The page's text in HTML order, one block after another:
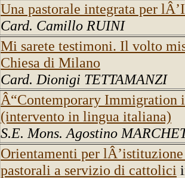
Una pastorale integrata per
Card. Camillo RUINI
Mi sarete testimoni. Il volto
Chiesa di Milano
Card. Dionigi TETTAMANZI
Â“Contemporary Immigration
(intervento in lingua italiana)
S.E. Mons. Agostino
Orientamenti per
pastorali a servizio di cattolici